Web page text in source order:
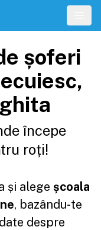
șoferi
începe
roți!
și alege școala
, bazându-te
despre